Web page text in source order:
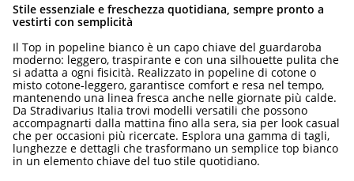
Stile essenziale e freschezza quotidiana, sempre pronto a
vestirti con semplicità
Il Top in popeline bianco è un capo chiave del guardaroba
moderno: leggero, traspirante e con una silhouette pulita che
si adatta a ogni fisicità. Realizzato in popeline di cotone o
misto cotone-leggero, garantisce comfort e resa nel tempo,
mantenendo una linea fresca anche nelle giornate più calde.
Da Stradivarius Italia trovi modelli versatili che possono
accompagnarti dalla mattina fino alla sera, sia per look casual
che per occasioni più ricercate. Esplora una gamma di tagli,
lunghezze e dettagli che trasformano un semplice top bianco
in un elemento chiave del tuo stile quotidiano.